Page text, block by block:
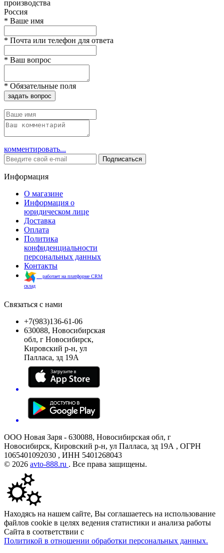
производства
Россия
* Ваше имя
* Почта или телефон для ответа
* Ваш вопрос
* Обязательные поля
задать вопрос
комментировать...
Подписаться
Информация
О магазине
Информация о
юридическом лице
Доставка
Оплата
Политика
конфиденциальности
персональных данных
Контакты
работает на платформе CRM
склад
Связаться с нами
+7(983)136-61-06
630088, Новосибирская
обл, г Новосибирск,
Кировский р-н, ул
Палласа, зд 19А
ООО Новая Заря - 630088, Новосибирская обл, г
Новосибирск, Кировский р-н, ул Палласа, зд 19А , ОГРН
1065401092030 , ИНН 5401268043
© 2026 avto-888.ru . Все права защищены.
Находясь на нашем сайте, Вы соглашаетесь на использование
файлов cookie в целях ведения статистики и анализа работы
Сайта в соответствии с
Политикой в отношении обработки персональных данных.